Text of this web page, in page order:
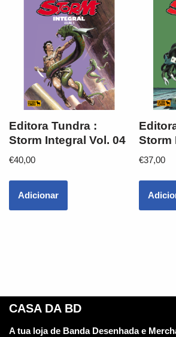
Editora Tundra :
Storm Integral Vol. 04
€40,00
Adicionar
Storm
€37,00
CASA DA BD
A tua loja de Banda Desenhada e